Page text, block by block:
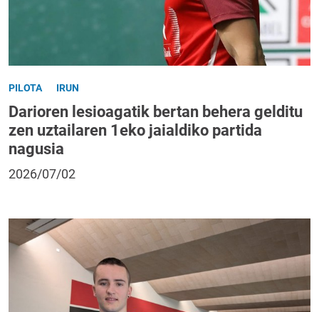
PILOTA IRUN
Darioren lesioagatik bertan behera gelditu
zen uztailaren 1eko jaialdiko partida
nagusia
2026/07/02